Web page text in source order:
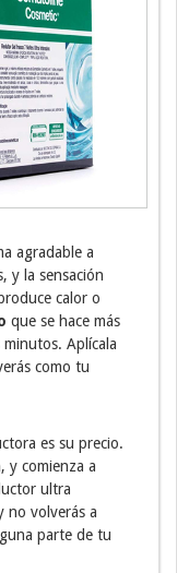
agradable a
y la sensación
calor o
que se hace más
Aplícala
como tu
es su precio.
, y comienza a
ultra
no volverás a
parte de tu